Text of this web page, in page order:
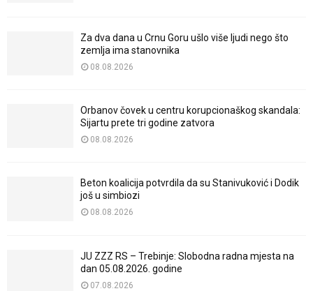
Za dva dana u Crnu Goru ušlo više ljudi nego što
zemlja ima stanovnika
08.08.2026
Orbanov čovek u centru korupcionaškog skandala:
Sijartu prete tri godine zatvora
08.08.2026
Beton koalicija potvrdila da su Stanivuković i Dodik
još u simbiozi
08.08.2026
JU ZZZ RS – Trebinje: Slobodna radna mjesta na
dan 05.08.2026. godine
07.08.2026